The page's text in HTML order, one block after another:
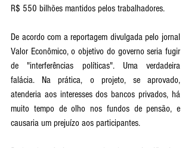
R$ 550 bilhões mantidos pelos trabalhadores.
De acordo com a reportagem divulgada pelo jornal
Valor Econômico, o objetivo do governo seria fugir
de "interferências políticas". Uma verdadeira
falácia. Na prática, o projeto, se aprovado,
atenderia aos interesses dos bancos privados, há
muito tempo de olho nos fundos de pensão, e
causaria um prejuízo aos participantes.